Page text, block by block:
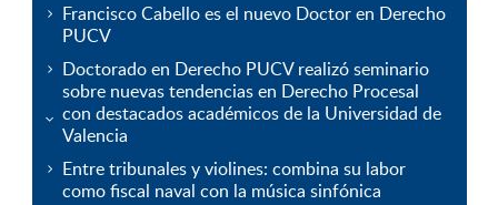
Francisco Cabello es el nuevo Doctor en Derecho
PUCV
Doctorado en Derecho PUCV realizó seminario
sobre nuevas tendencias en Derecho Procesal
con destacados académicos de la Universidad de
Valencia
Entre tribunales y violines: combina su labor
como fiscal naval con la música sinfónica